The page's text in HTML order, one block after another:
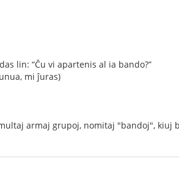
lin: “Ĉu vi apartenis al ia bando?”
mi ĵuras)
armaj grupoj, nomitaj "bandoj", kiuj